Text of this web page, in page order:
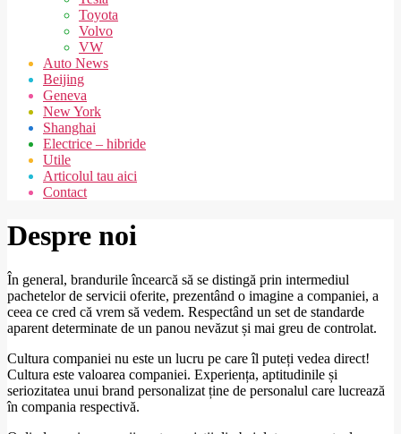
Toyota
Volvo
VW
Auto News
Beijing
Geneva
New York
Shanghai
Electrice – hibride
Utile
Articolul tau aici
Contact
Despre noi
În general, brandurile încearcă să se distingă prin intermediul
pachetelor de servicii oferite, prezentând o imagine a companiei, a
ceea ce cred că vrem să vedem. Respectând un set de standarde
aparent determinate de un panou nevăzut și mai greu de controlat.
Cultura companiei nu este un lucru pe care îl puteți vedea direct!
Cultura este valoarea companiei. Experiența, aptitudinile și
seriozitatea unui brand personalizat ține de personalul care lucrează
în compania respectivă.